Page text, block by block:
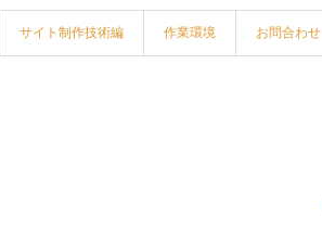
サイト制作技術編 作業環境 お問合わせ